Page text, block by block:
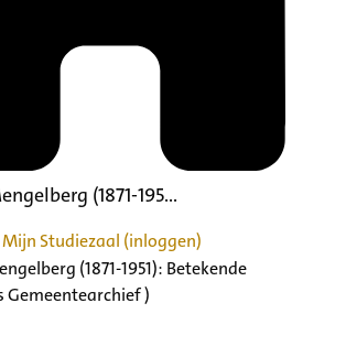
(1871-195...
Mijn Studiezaal (inloggen)
(1871-1951): Betekende
)